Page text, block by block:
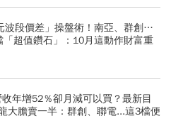
波段價差」操盤術！南亞、群創…
超值鑽石」：10月這動作財富重
年增52％卻月減可以買？最新目
大膽賣一半：群創、聯電...這3檔便